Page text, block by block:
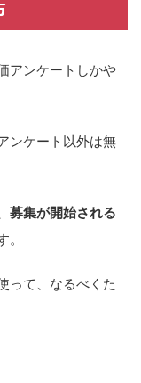
アンケートしかや
ンケート以外は無
募集が開始される
。
って、なるべくた